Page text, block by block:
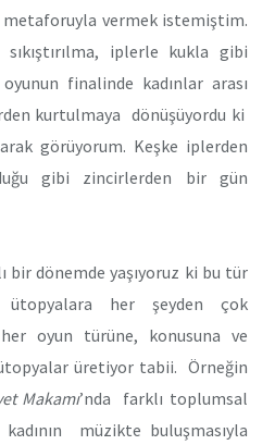
vermek istemiştim.
iplerle kukla gibi
finalinde kadınlar arası
kurtulmaya dönüşüyordu ki
görüyorum. Keşke iplerden
gibi zincirlerden bir gün
bir dönemde yaşıyoruz ki bu tür
her şeyden çok
oyun türüne, konusuna ve
üretiyor tabii. Örneğin
Makamı’nda farklı toplumsal
müzikte buluşmasıyla